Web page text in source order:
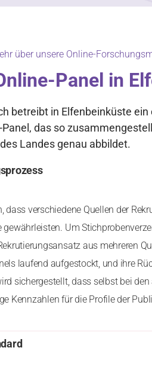
über unsere Online-
Panel in
betreibt in Elfenbeinküste ein
Panel, das so
Landes genau abbildet.
dass verschiedene Quellen der
gewährleisten. Um
aus mehreren
laufend aufgestockt, und ihre
sichergestellt, dass selbst bei
Kennzahlen für die Profile der